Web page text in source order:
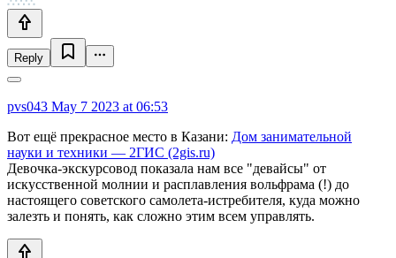
Reply
pvs043 May 7 2023 at 06:53
Вот ещё прекрасное место в Казани: Дом занимательной
науки и техники — 2ГИС (2gis.ru)
Девочка-экскурсовод показала нам все "девайсы" от
искусственной молнии и расплавления вольфрама (!) до
настоящего советского самолета-истребителя, куда можно
залезть и понять, как сложно этим всем управлять.